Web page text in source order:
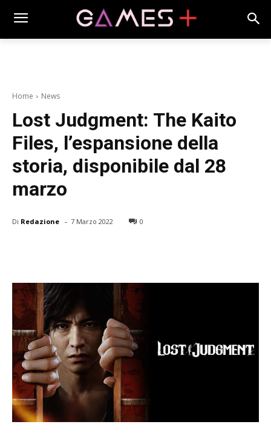
Home News
Lost Judgment: The Kaito
Files, l’espansione della
storia, disponibile dal 28
marzo
Di Redazione - 7 Marzo 2022 0